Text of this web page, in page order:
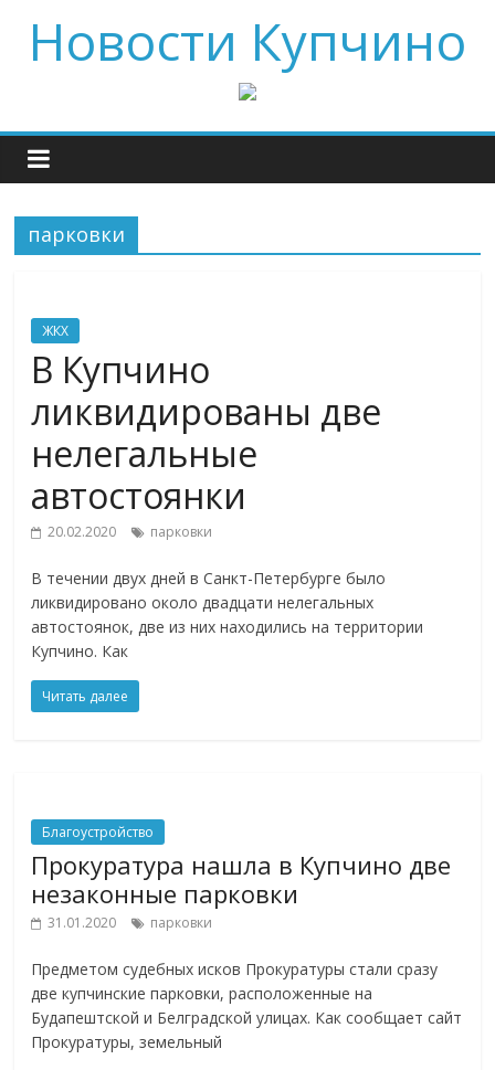
Новости Купчино
парковки
ЖКХ
В Купчино
ликвидированы две
нелегальные
автостоянки
20.02.2020 парковки
В течении двух дней в Санкт-Петербурге было
ликвидировано около двадцати нелегальных
автостоянок, две из них находились на территории
Купчино. Как
Читать далее
Благоустройство
Прокуратура нашла в Купчино две
незаконные парковки
31.01.2020 парковки
Предметом судебных исков Прокуратуры стали сразу
две купчинские парковки, расположенные на
Будапештской и Белградской улицах. Как сообщает сайт
Прокуратуры, земельный